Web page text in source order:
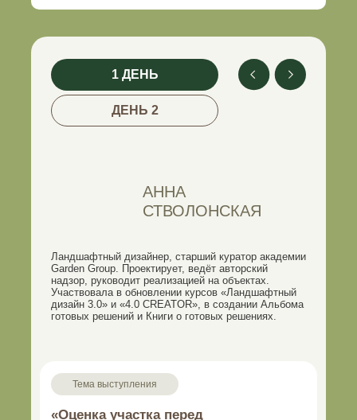
«Оценка участка перед
Тема выступления
Ландшафтный дизайнер, старший куратор академии
Garden Group. Проектирует, ведёт авторский
надзор, руководит реализацией на объектах.
Участвовала в обновлении курсов «Ландшафтный
дизайн 3.0» и «4.0 CREATOR», в создании Альбома
готовых решений и Книги о готовых решениях.
АННА
СТВОЛОНСКАЯ
1 ДЕНЬ
ДЕНЬ 2